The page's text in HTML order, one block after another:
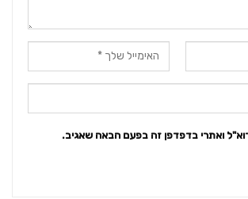
ואתרי בדפדפן זה בפעם הבאה שאגיב.